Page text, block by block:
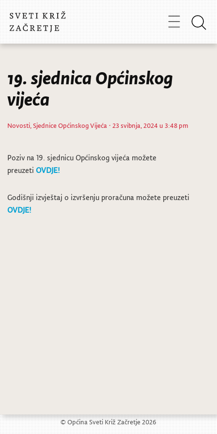
19. sjednica Općinskog
vijeća
Novosti,Sjednice Općinskog Vijeća · 23 svibnja, 2024 u 3:48 pm
Poziv na 19. sjednicu Općinskog vijeća možete
preuzeti OVDJE!
Godišnji izvještaj o izvršenju proračuna možete preuzeti
OVDJE!
© Općina Sveti Križ Začretje 2026